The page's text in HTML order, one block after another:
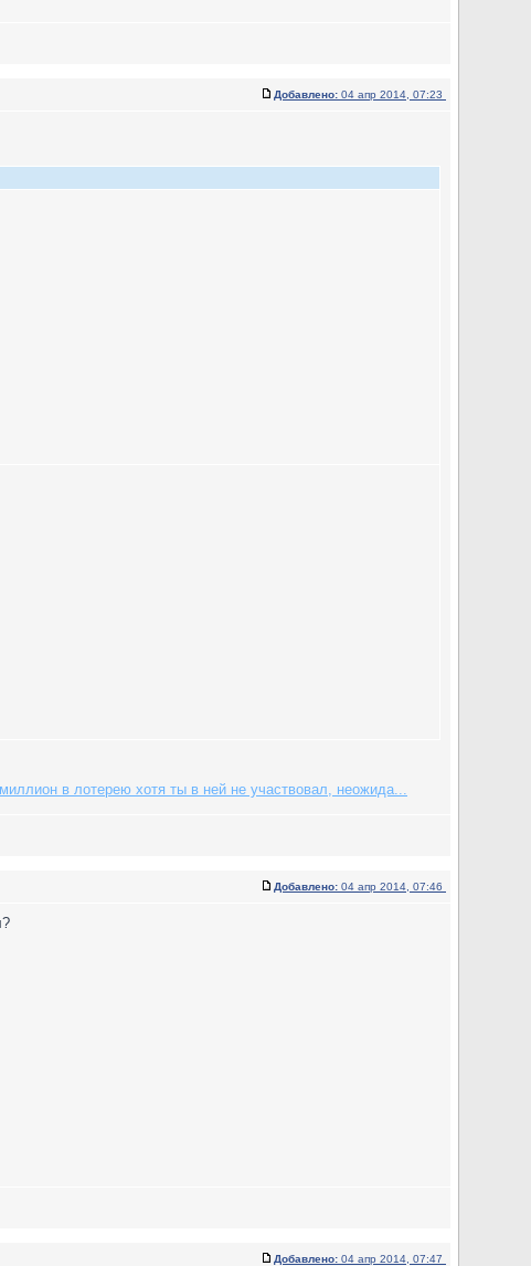
Добавлено: 04 апр 2014, 07:23
в лотерею хотя ты в ней не участвовал, неожида...
Добавлено: 04 апр 2014, 07:46
Добавлено: 04 апр 2014, 07:47